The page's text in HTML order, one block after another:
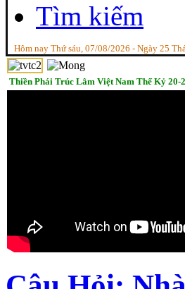
Tìm kiếm
Hôm nay Thứ sáu, 07/08/2026 - Ngày 25
Thiền Phái Trúc Lâm Việt Nam Thế Kỷ 20-